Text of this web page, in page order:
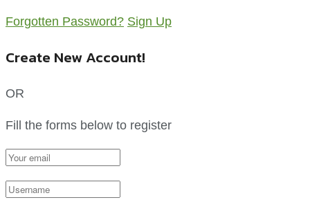
Forgotten Password? Sign Up
Create New Account!
OR
Fill the forms below to register